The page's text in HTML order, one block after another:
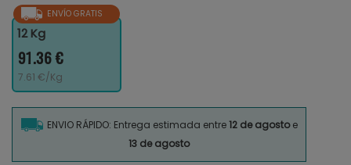
ENVÍO GRATIS
12 Kg
91.36 €
7.61 €/Kg
ENVIO RÁPIDO: Entrega estimada entre12 de agostoe
13 de agosto